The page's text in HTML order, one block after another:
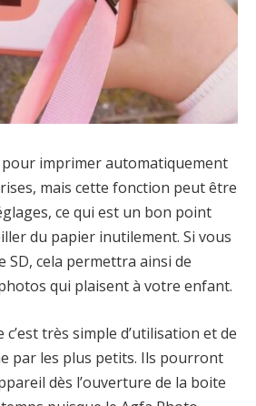
pour imprimer automatiquement
mais cette fonction peut être
ce qui est un bon point
du papier inutilement. Si vous
SD, cela permettra ainsi de
qui plaisent à votre enfant.
c’est très simple d’utilisation et de
par les plus petits. Ils pourront
dès l’ouverture de la boite